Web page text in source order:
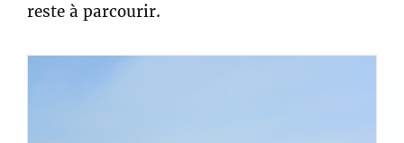
reste à parcourir.